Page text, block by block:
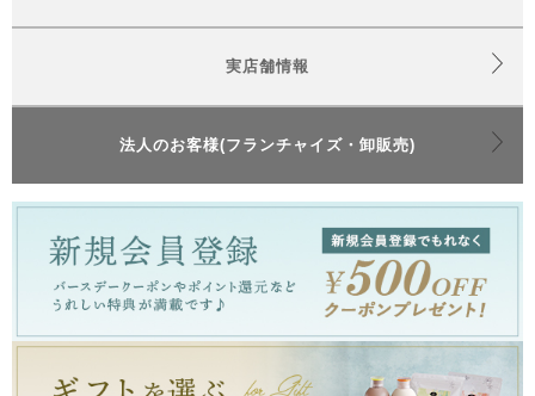
実店舗情報
法人のお客様(フランチャイズ・卸販売)